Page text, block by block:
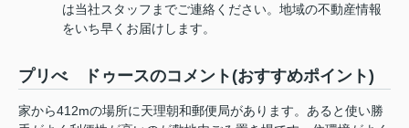
は当社スタッフまでご連絡ください。地域の不動産情報
をいち早くお届けします。
プリべ ドゥースのコメント(おすすめポイント)
家から412mの場所に天理朝和郵便局があります。あると使い勝